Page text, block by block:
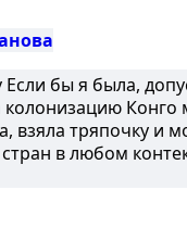
бы я была,
Конго
взяла тряпочку и
в любом